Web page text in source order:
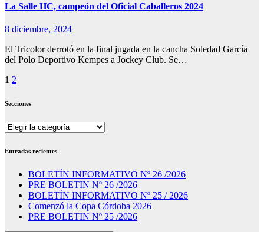
La Salle HC, campeón del Oficial Caballeros 2024
8 diciembre, 2024
El Tricolor derrotó en la final jugada en la cancha Soledad García
del Polo Deportivo Kempes a Jockey Club. Se…
Paginación
de
1 2
Secciones
Secciones
Entradas recientes
BOLETÍN INFORMATIVO Nº 26 /2026
PRE BOLETIN Nº 26 /2026
BOLETÍN INFORMATIVO Nº 25 / 2026
Comenzó la Copa Córdoba 2026
PRE BOLETIN Nº 25 /2026